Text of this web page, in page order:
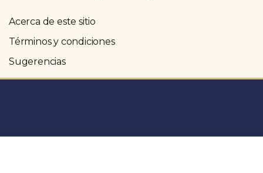
Acerca de este sitio
Términos y condiciones
Sugerencias